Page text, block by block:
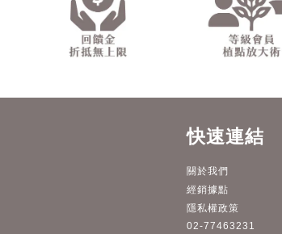
快速連結
關於我們
經銷據點
隱私權政策
02-77463231